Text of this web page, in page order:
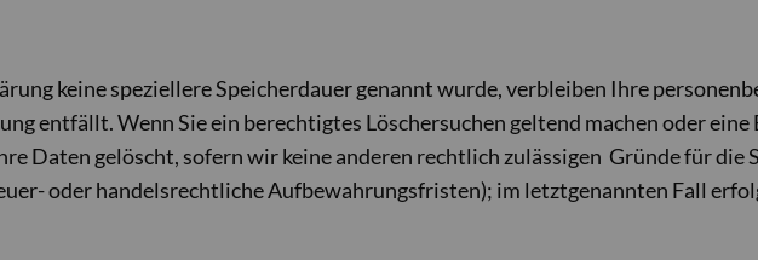
keine speziellere Speicherdauer genannt wurde, verbleiben Ihre
entfällt. Wenn Sie ein berechtigtes Löschersuchen geltend machen oder
Daten gelöscht, sofern wir keine anderen rechtlich zulässigen Gründe für die
oder handelsrechtliche Aufbewahrungsfristen); im letztgenannten Fall